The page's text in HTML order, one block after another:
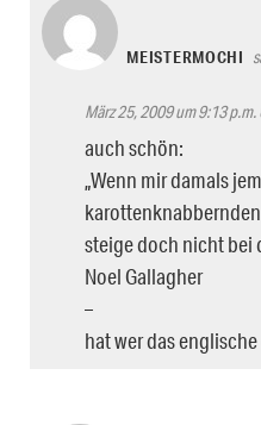
MEISTERMOCHI
März 25, 2009 um 9:13 p.m.
auch schön:
„Wenn mir damals
steige doch nicht bei
Noel Gallagher
–
hat wer das